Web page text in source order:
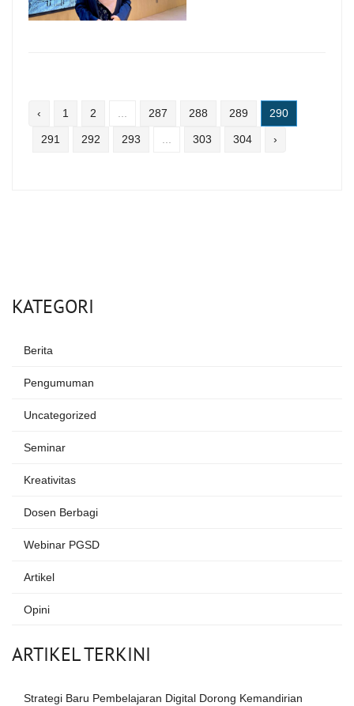
‹ 1 2 ... 287 288 289 290
291 292 293 ... 303 304 ›
KATEGORI
Berita
Pengumuman
Uncategorized
Seminar
Kreativitas
Dosen Berbagi
Webinar PGSD
Artikel
Opini
ARTIKEL TERKINI
Strategi Baru Pembelajaran Digital Dorong Kemandirian